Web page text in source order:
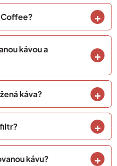
Coffee?
kávou a
káva?
kávu?